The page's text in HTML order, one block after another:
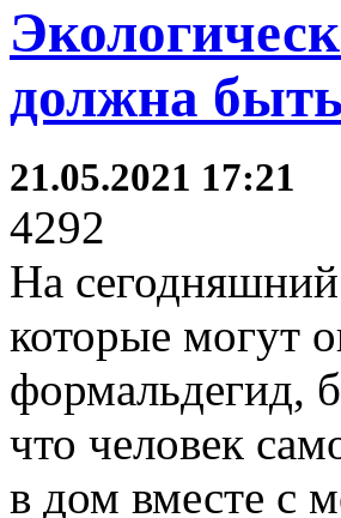
должна быть
21.05.2021 17:21
4292
На
которые могут
формальдегид,
что человек
в дом вместе с